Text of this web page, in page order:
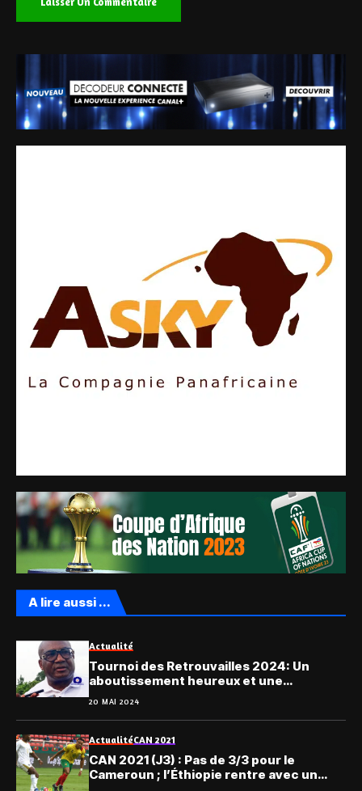
A lire aussi ...
Actualité
Tournoi des Retrouvailles 2024: Un
aboutissement heureux et une
satisfaction pour le promoteur
20 MAI 2024
ActualitéCAN 2021
CAN 2021 (J3) : Pas de 3/3 pour le
Cameroun ; l’Éthiopie rentre avec un